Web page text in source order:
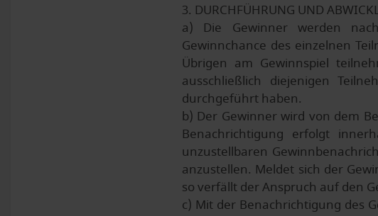
3. DURCHFÜHRUNG UND
a) Die Gewinner werden
Gewinnchance des einzelnen
Übrigen am Gewinnspiel
ausschließlich diejenigen
durchgeführt haben.
b) Der Gewinner wird von dem
Benachrichtigung erfolgt
unzustellbaren
anzustellen. Meldet sich der
so verfällt der Anspruch auf den
c) Mit der Benachrichtigung des